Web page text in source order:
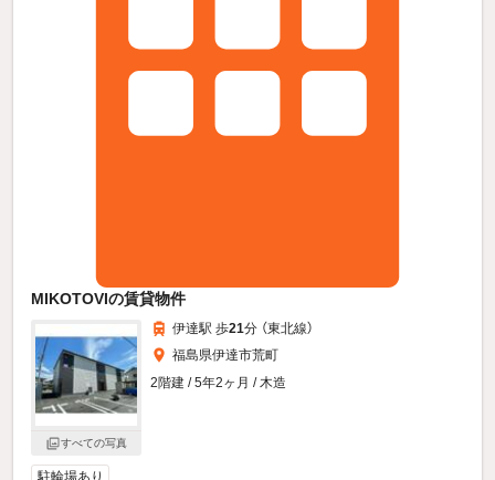
MIKOTOVIの賃貸物件
すべての写真
伊達駅 歩21分 （東北線）
福島県伊達市荒町
2階建 / 5年2ヶ月 / 木造